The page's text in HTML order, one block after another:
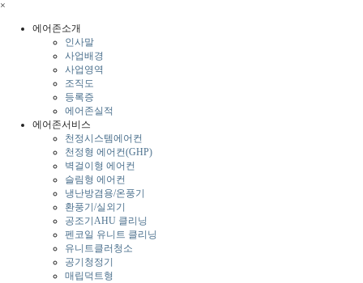
×
에어존소개
인사말
사업배경
사업영역
조직도
등록증
에어존실적
에어존서비스
천정시스템에어컨
천정형 에어컨(GHP)
벽걸이형 에어컨
슬림형 에어컨
냉난방겸용/온풍기
환풍기/실외기
공조기AHU 클리닝
펜코일 유니트 클리닝
유니트클러청소
공기청정기
매립덕트형